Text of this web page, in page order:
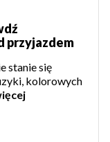
przyjazdem
stanie się
kolorowych